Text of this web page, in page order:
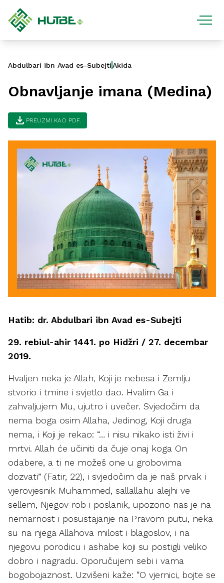
Abdulbari ibn Avad es-SubejtiAkida
Obnavljanje imana (Medina)
download PREUZMI KAO PDF.
Hatib: dr. Abdulbari ibn Avad es-Subejti
29. rebiul-ahir 1441. po Hidžri / 27. decembar
2019.
Hvaljen neka je Allah, Koji je nebesa i Zemlju
stvorio i tmine i svjetlo dao. Hvalim Ga i
zahvaljujem Mu, ujutro i uvečer. Svjedočim da
nema boga osim Allaha, Jedinog, Koji druga
nema, i Koji je rekao: “… i nisu nikako isti živi i
mrtvi. Allah će učiniti da čuje onaj koga On
odabere, a ti ne možeš one u grobovima
dozvati” (Fatir, 22), i svjedočim da je naš prvak i
vjerovjesnik Muhammed, sallallahu alejhi ve
sellem, Njegov rob i poslanik, upozorio nas je na
nemarnost i posustajanje na Pravom putu, neka
su na njega Allahova milost i blagoslov, i na
njegovu porodicu i ashabe koji su postigli veliko
dobro i nagradu. Oporučujem sebi i vama
bogobojaznost. Uzvišeni kaže: “O vjernici, bojte se